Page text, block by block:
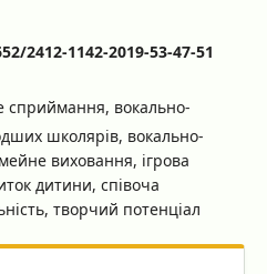
2412-1142-2019-53-47-51
сприймання, вокально-
школярів, вокально-
виховання, ігрова
дитини, співоча
творчий потенціал